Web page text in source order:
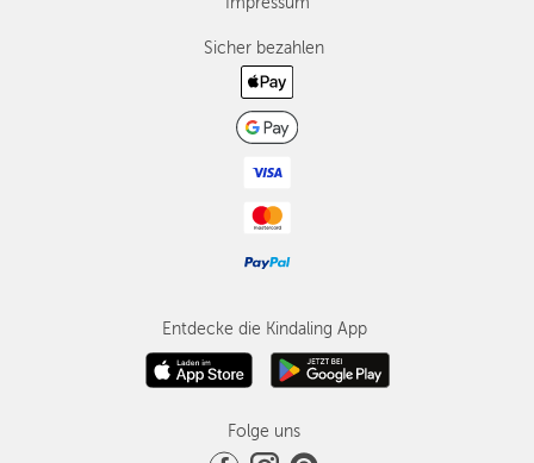
Sicher bezahlen
Entdecke die Kindaling App
Folge uns